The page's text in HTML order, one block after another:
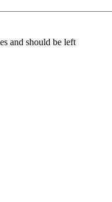
and should be left